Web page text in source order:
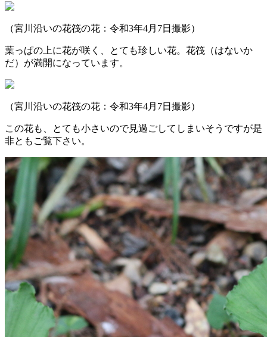
（宮川沿いの花筏の花：令和3年4月7日撮影）
葉っぱの上に花が咲く、とても珍しい花。花筏（はないか
だ）が満開になっています。
（宮川沿いの花筏の花：令和3年4月7日撮影）
この花も、とても小さいので見過ごしてしまいそうですが是
非ともご覧下さい。